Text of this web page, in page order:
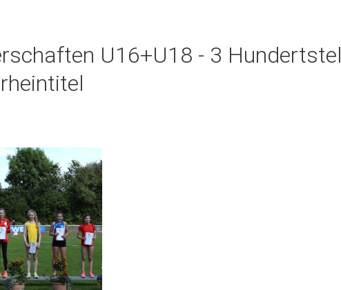
U16+U18 - 3 Hundertstel